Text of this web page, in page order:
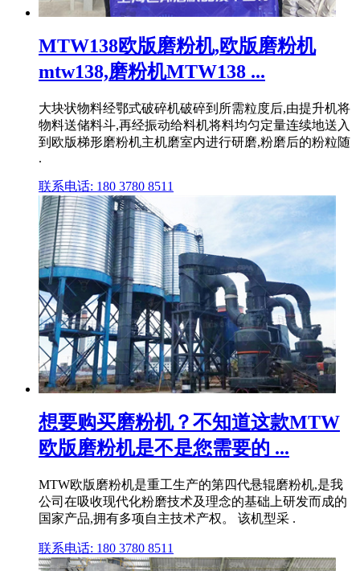
MTW138欧版磨粉机,欧版磨粉机
mtw138,磨粉机MTW138 ...
大块状物料经鄂式破碎机破碎到所需粒度后,由提升机将
物料送储料斗,再经振动给料机将料均匀定量连续地送入
到欧版梯形磨粉机主机磨室内进行研磨,粉磨后的粉粒随
.
联系电话: 180 3780 8511
想要购买磨粉机？不知道这款MTW
欧版磨粉机是不是您需要的 ...
MTW欧版磨粉机是重工生产的第四代悬辊磨粉机,是我
公司在吸收现代化粉磨技术及理念的基础上研发而成的
国家产品,拥有多项自主技术产权。 该机型采 .
联系电话: 180 3780 8511